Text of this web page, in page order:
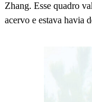
Zhang. Esse quadro
acervo e estava havia